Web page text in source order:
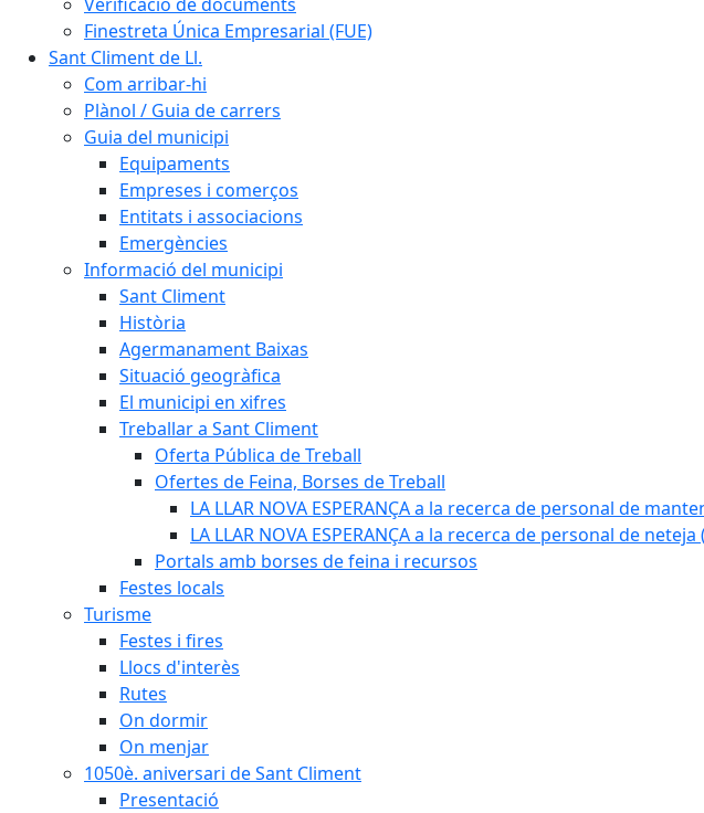
Finestreta Única Empresarial (FUE)
Sant Climent de Ll.
Com arribar-hi
Plànol / Guia de carrers
Guia del municipi
Equipaments
Empreses i comerços
Entitats i associacions
Emergències
Informació del municipi
Sant Climent
Història
Agermanament Baixas
Situació geogràfica
El municipi en xifres
Treballar a Sant Climent
Oferta Pública de Treball
Ofertes de Feina, Borses de Treball
LA LLAR NOVA ESPERANÇA a la recerca de personal de
LA LLAR NOVA ESPERANÇA a la recerca de personal de
Portals amb borses de feina i recursos
Festes locals
Turisme
Festes i fires
Llocs d'interès
Rutes
On dormir
On menjar
1050è. aniversari de Sant Climent
Presentació